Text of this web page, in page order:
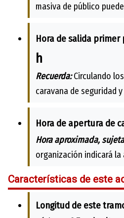
masiva de público
Hora de salida
h
Recuerda:Circulando
caravana de seguridad
Hora de apertura de
Hora aproximada,
organización indicará la
Características de este
Longitud de este